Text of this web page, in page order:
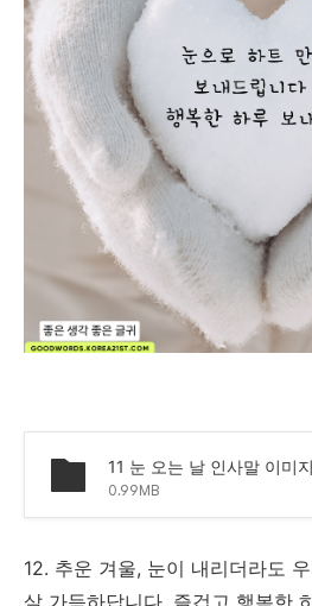
11 눈 오는 날 인사말 이미
0.99MB
12. 추운 겨울, 눈이 내리더라도
살 가득하답니다. 즐겁고 행복한